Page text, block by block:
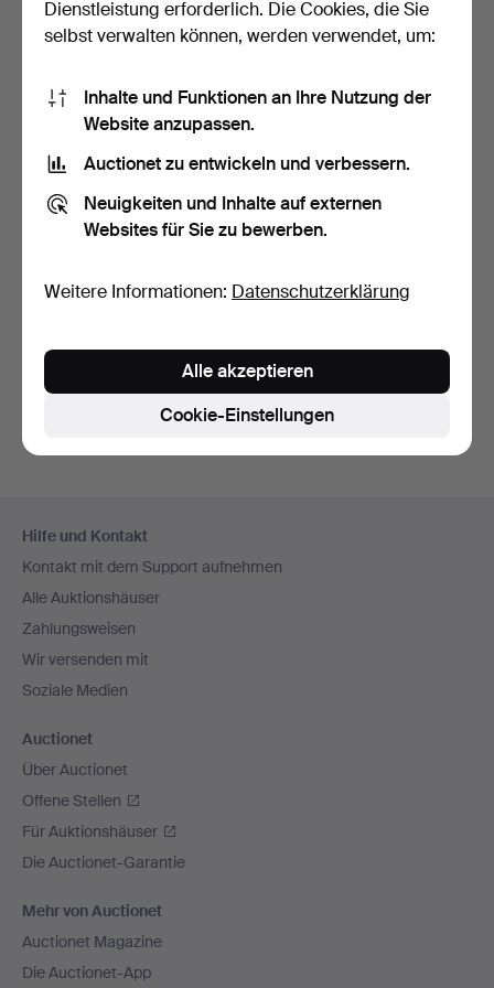
Wandleuchte im Stil Louis
XV, zweiarmig, a…
11 Tage
Schätzwert
Beendete Auktionen aus unserem
Archivsuchen.
Navigation
Hilfe und Kontakt
Kontakt mit dem Support aufnehmen
Alle Auktionshäuser
Zahlungsweisen
Wir versenden mit
Soziale Medien
Auctionet
Über Auctionet
Offene Stellen
Für Auktionshäuser
Die Auctionet-Garantie
Mehr von Auctionet
Auctionet Magazine
Die Auctionet-App
Dienstleistung erforderlich. Die Cookies, die Sie
selbst verwalten können, werden verwendet, um:
Inhalte und Funktionen an Ihre Nutzung der
Website anzupassen.
Auctionet zu entwickeln und verbessern.
Neuigkeiten und Inhalte auf externen
Websites für Sie zu bewerben.
Weitere Informationen: Datenschutzerklärung
Cookie-Einstellungen
Alle akzeptieren